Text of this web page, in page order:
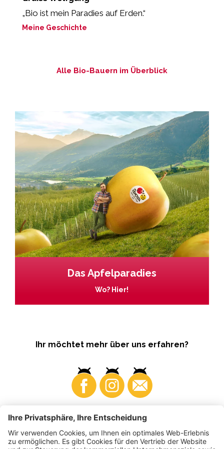
„Bio ist mein Paradies auf Erden.“
Meine Geschichte
Alle Bio-Bauern im Überblick
Das Apfelparadies
Wo? Hier!
Ihr möchtet mehr über uns erfahren?
Business Produzenten